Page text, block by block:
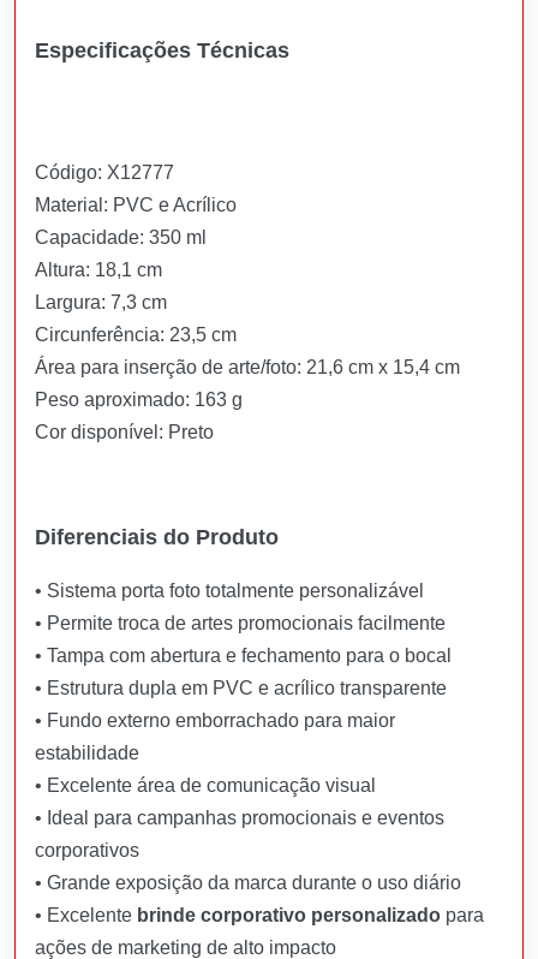
Especificações Técnicas
Código: X12777
Material: PVC e Acrílico
Capacidade: 350 ml
Altura: 18,1 cm
Largura: 7,3 cm
Circunferência: 23,5 cm
Área para inserção de arte/foto: 21,6 cm x 15,4 cm
Peso aproximado: 163 g
Cor disponível: Preto
Diferenciais do Produto
• Sistema porta foto totalmente personalizável
• Permite troca de artes promocionais facilmente
• Tampa com abertura e fechamento para o bocal
• Estrutura dupla em PVC e acrílico transparente
• Fundo externo emborrachado para maior
estabilidade
• Excelente área de comunicação visual
• Ideal para campanhas promocionais e eventos
corporativos
• Grande exposição da marca durante o uso diário
• Excelente brinde corporativo personalizado para
ações de marketing de alto impacto